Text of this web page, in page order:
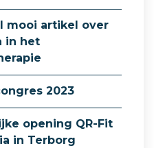
mooi artikel over
in het
2023
opening QR-Fit
in Terborg